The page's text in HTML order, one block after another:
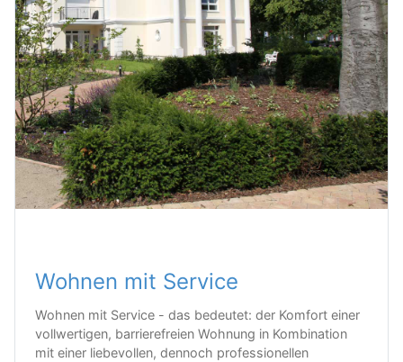
Wohnen mit Service
Wohnen mit Service - das bedeutet: der Komfort einer
vollwertigen, barrierefreien Wohnung in Kombination
mit einer liebevollen, dennoch professionellen